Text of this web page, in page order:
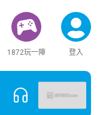
1872玩一陣 登入